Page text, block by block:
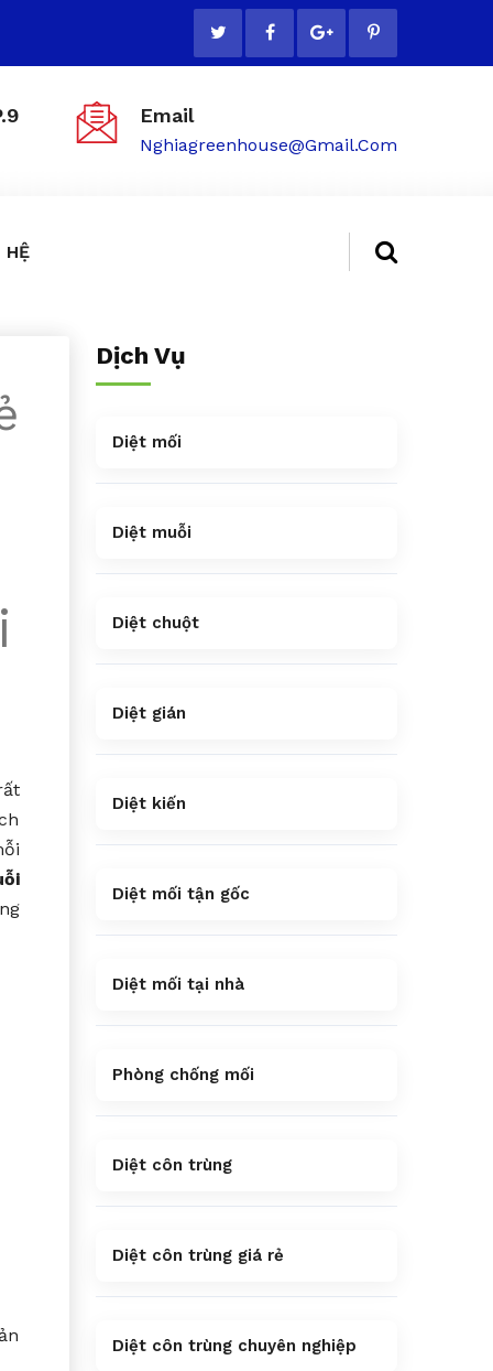
Email
Nghiagreenhouse@gmail.com
HỆ
Dịch Vụ
Diệt mối
Diệt muỗi
Diệt chuột
Diệt gián
Diệt kiến
Diệt mối tận gốc
Diệt mối tại nhà
Phòng chống mối
Diệt côn trùng
Diệt côn trùng giá rẻ
Diệt côn trùng chuyên nghiệp